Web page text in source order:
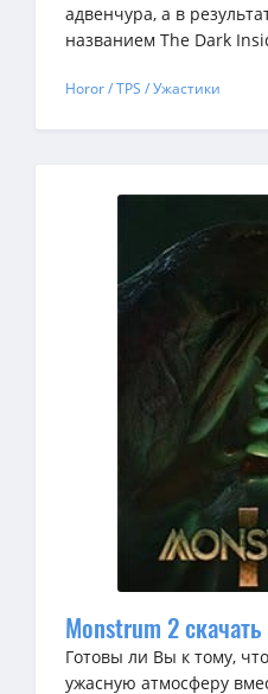
адвенчура, а в
названием The Dark
Horor / TPS / Ужастики
Monstrum 2
Готовы ли Вы к тому,
ужасную атмосферу